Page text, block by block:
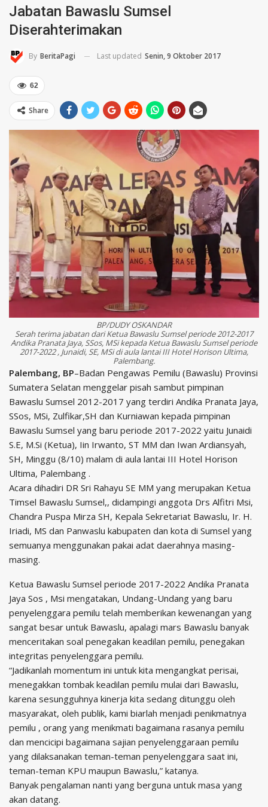
Jabatan Bawaslu Sumsel
Diserahterimakan
By BeritaPagi Last updated Senin, 9 Oktober 2017
62
Share
BP/DUDY OSKANDAR
Serah terima jabatan dari Ketua Bawaslu Sumsel periode 2012-2017
Andika Pranata Jaya, SSos, MSi kepada Ketua Bawaslu Sumsel periode
2017-2022 , Junaidi, SE, MSi di aula lantai III Hotel Horison Ultima,
Palembang.
Palembang, BP–Badan Pengawas Pemilu (Bawaslu) Provinsi
Sumatera Selatan menggelar pisah sambut pimpinan
Bawaslu Sumsel 2012-2017 yang terdiri Andika Pranata Jaya,
SSos, MSi, Zulfikar,SH dan Kurniawan kepada pimpinan
Bawaslu Sumsel yang baru periode 2017-2022 yaitu Junaidi
S.E, M.Si (Ketua), Iin Irwanto, ST MM dan Iwan Ardiansyah,
SH, Minggu (8/10) malam di aula lantai III Hotel Horison
Ultima, Palembang .
Acara dihadiri DR Sri Rahayu SE MM yang merupakan Ketua
Timsel Bawaslu Sumsel,, didampingi anggota Drs Alfitri Msi,
Chandra Puspa Mirza SH, Kepala Sekretariat Bawaslu, Ir. H.
Iriadi, MS dan Panwaslu kabupaten dan kota di Sumsel yang
semuanya menggunakan pakai adat daerahnya masing-
masing.
Ketua Bawaslu Sumsel periode 2017-2022 Andika Pranata
Jaya Sos , Msi mengatakan, Undang-Undang yang baru
penyelenggara pemilu telah memberikan kewenangan yang
sangat besar untuk Bawaslu, apalagi mars Bawaslu banyak
menceritakan soal penegakan keadilan pemilu, penegakan
integritas penyelenggara pemilu.
“Jadikanlah momentum ini untuk kita mengangkat perisai,
menegakkan tombak keadilan pemilu mulai dari Bawaslu,
karena sesungguhnya kinerja kita sedang ditunggu oleh
masyarakat, oleh publik, kami biarlah menjadi penikmatnya
pemilu , orang yang menikmati bagaimana rasanya pemilu
dan mencicipi bagaimana sajian penyelenggaraan pemilu
yang dilaksanakan teman-teman penyelenggara saat ini,
teman-teman KPU maupun Bawaslu,” katanya.
Banyak pengalaman nanti yang berguna untuk masa yang
akan datang.